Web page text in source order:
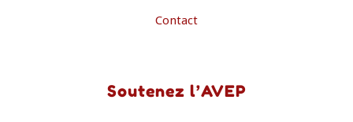
Contact
Soutenez l’AVEP